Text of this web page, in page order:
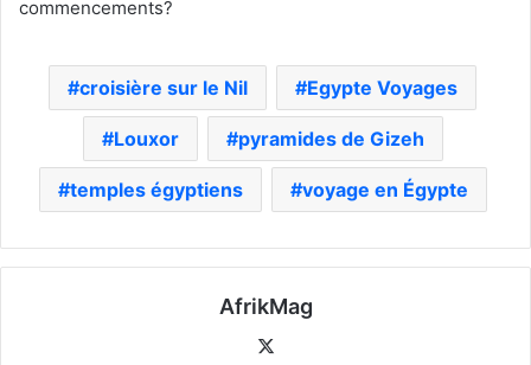
commencements?
croisière sur le Nil Egypte Voyages
Louxor pyramides de Gizeh
temples égyptiens voyage en Égypte
AfrikMag